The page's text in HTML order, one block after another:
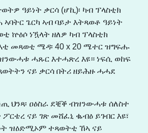
ዓይነት ቃርሳ (ሆኪ)፡ ካብ ፕላስቲክ
ኣባትር ጌርካ ኣብ ባይታ እትጻወቶ ዓይነት
ኵዕሶ ነዃላት ዘለዎ ካብ ፕላስቲክ
መጻወቲ ሜዳ፡ 40 x 20 ሜተር ዝግፍሑ
ሓጹር እተሓጽረ እዩ። ነፍሲ ወከፍ
ናይ ቃርሳ በትሪ ዘይሕዙ ሓሓደ
ህንጻ፡ ዐዕስራ ደቒቕ ብዝንውሓቱ ሰለስተ
ናይ ገጽ መሸፈኒ ቈብዕ ይገብር እዩ፣
ዝዕድሚኦም ተጻወትቲ ኸኣ ናይ